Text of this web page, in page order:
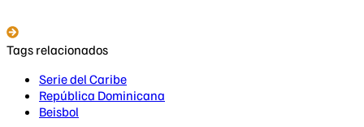
Tags relacionados
Serie del Caribe
República Dominicana
Beisbol